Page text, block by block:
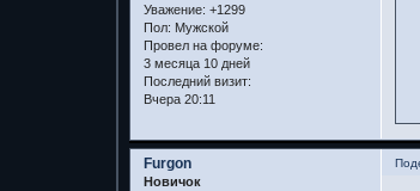
Уважение: +1299
Пол: Мужской
Провел на форуме:
3 месяца 10 дней
Последний визит:
Вчера 20:11
Furgon
Новичок